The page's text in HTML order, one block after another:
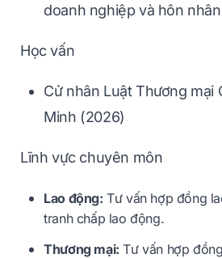
doanh nghiệp và hôn
Học vấn
Cử nhân Luật Thương mại
Minh (2026)
Lĩnh vực chuyên môn
Lao động: Tư vấn hợp đồng
tranh chấp lao động.
Thương mại: Tư vấn hợp